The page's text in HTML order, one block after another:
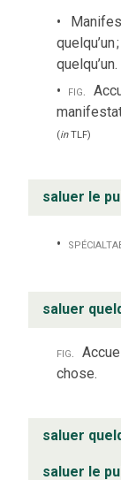
quelqu’un;
quelqu’un.
fig.
(inTLF)
saluer le
spécialt
saluer
fig.
chose.
saluer
saluer le